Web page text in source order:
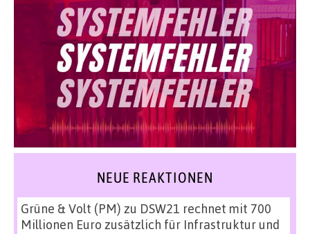
NEUE REAKTIONEN
Grüne & Volt (PM) zu DSW21 rechnet mit 700
Millionen Euro zusätzlich für Infrastruktur und